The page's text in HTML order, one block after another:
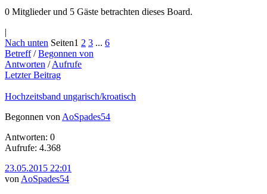
0 Mitglieder und 5 Gäste betrachten dieses Board.
|
Nach unten Seiten1 2 3 ... 6
Betreff/Begonnen von
Antworten /Aufrufe
Letzter Beitrag
Hochzeitsband ungarisch/kroatisch
Begonnen von AoSpades54
Antworten: 0
Aufrufe: 4.368
23.05.2015 22:01
von AoSpades54